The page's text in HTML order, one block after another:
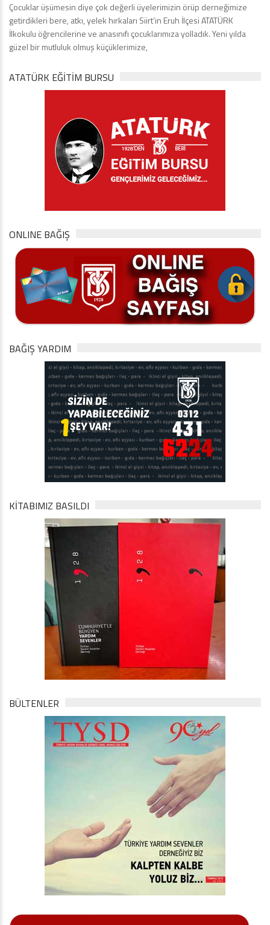
Çocuklar üşümesin diye çok değerli üyelerimizin örüp derneğimize
getirdikleri bere, atkı, yelek hırkaları Siirt’in Eruh İlçesi ATATÜRK
İlkokulu öğrencilerine ve anasınıfı çocuklarımıza yolladık. Yeni yılda
güzel bir mutluluk olmuş küçüklerimize,
ATATÜRK EĞITIM BURSU
ONLINE BAĞIŞ
BAĞIŞ YARDIM
KİTABIMIZ BASILDI
BÜLTENLER